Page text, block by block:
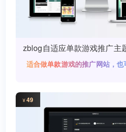
zblog自适应单款游戏推广主
适合做单款游戏的推广网站，
¥49